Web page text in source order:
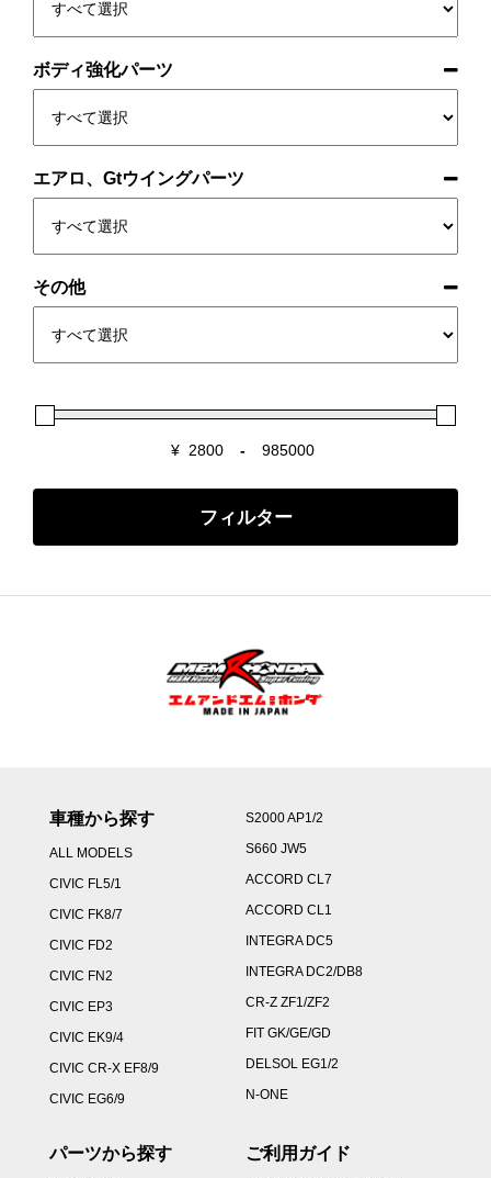
ボディ強化パーツ
エアロ、Gtウイングパーツ
その他
¥ -
フィルター
車種から探す
ALL MODELS
CIVIC FL5/1
CIVIC FK8/7
CIVIC FD2
CIVIC FN2
CIVIC EP3
CIVIC EK9/4
CIVIC CR-X EF8/9
CIVIC EG6/9
S2000 AP1/2
S660 JW5
ACCORD CL7
ACCORD CL1
INTEGRA DC5
INTEGRA DC2/DB8
CR-Z ZF1/ZF2
FIT GK/GE/GD
DELSOL EG1/2
N-ONE
パーツから探す ご利用ガイド